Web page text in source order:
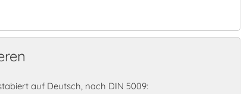
auf Deutsch, nach DIN 5009: